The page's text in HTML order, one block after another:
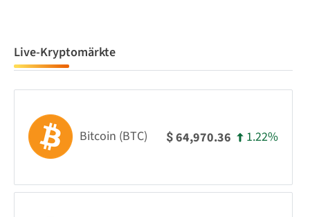
Live-Kryptomärkte
Bitcoin (BTC) $64,970.36 1.22%